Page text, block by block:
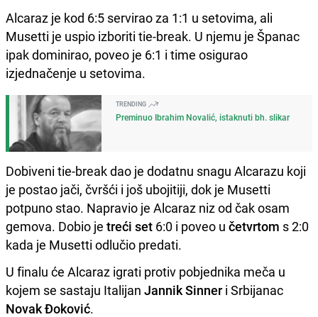
Alcaraz je kod 6:5 servirao za 1:1 u setovima, ali
Musetti je uspio izboriti tie-break. U njemu je Španac
ipak dominirao, poveo je 6:1 i time osigurao
izjednačenje u setovima.
TRENDING
Preminuo Ibrahim Novalić, istaknuti bh. slikar
Dobiveni tie-break dao je dodatnu snagu Alcarazu koji
je postao jači, čvršći i još ubojitiji, dok je Musetti
potpuno stao. Napravio je Alcaraz niz od čak osam
gemova. Dobio je treći set 6:0 i poveo u četvrtom s 2:0
kada je Musetti odlučio predati.
U finalu će Alcaraz igrati protiv pobjednika meča u
kojem se sastaju Italijan Jannik Sinner i Srbijanac
Novak Đoković.